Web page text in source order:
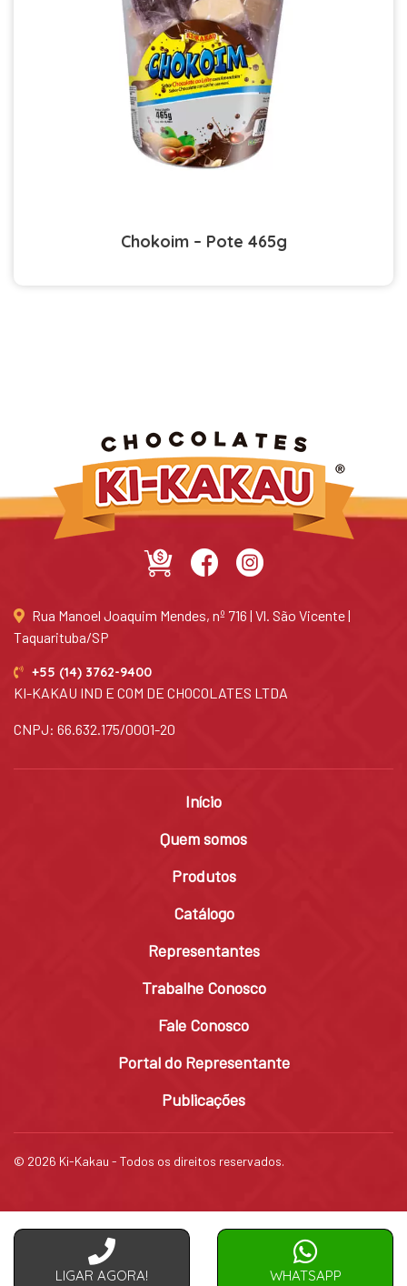
Chokoim – Pote 465g
LIGAR AGORA! WHATSAPP
Rua Manoel Joaquim Mendes, nº 716 | Vl. São Vicente |
Taquarituba/SP
+55 (14) 3762-9400
KI-KAKAU IND E COM DE CHOCOLATES LTDA
CNPJ: 66.632.175/0001-20
Início
Quem somos
Produtos
Catálogo
Representantes
Trabalhe Conosco
Fale Conosco
Portal do Representante
Publicações
© 2026 Ki-Kakau - Todos os direitos reservados.